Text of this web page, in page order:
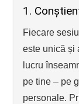
1.
Fiecare
este unică și
lucru
pe tine – pe
personale.